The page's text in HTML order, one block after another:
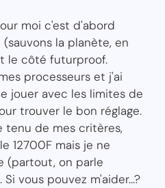
moi c'est d'abord
la planète, en
le côté futurproof.
processeurs et j'ai
jouer avec les limites de
trouver le bon réglage.
de mes critères,
12700F mais je ne
(partout, on parle
vous pouvez m'aider...?